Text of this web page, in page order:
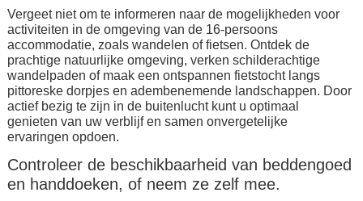
Vergeet niet om te informeren naar de mogelijkheden voor
activiteiten in de omgeving van de 16-persoons
accommodatie, zoals wandelen of fietsen. Ontdek de
prachtige natuurlijke omgeving, verken schilderachtige
wandelpaden of maak een ontspannen fietstocht langs
pittoreske dorpjes en adembenemende landschappen. Door
actief bezig te zijn in de buitenlucht kunt u optimaal
genieten van uw verblijf en samen onvergetelijke
ervaringen opdoen.
Controleer de beschikbaarheid van beddengoed
en handdoeken, of neem ze zelf mee.